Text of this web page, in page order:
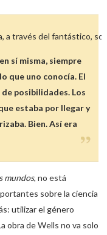
a través del fantástico,
sí misma, siempre
que uno conocía. El
posibilidades. Los
estaba por llegar y
Bien. Así era
mundos, no está
sobre la ciencia
utilizar el género
obra de Wells no va solo